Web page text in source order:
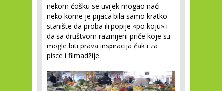
nekom ćošku se uvijek mogao naći
neko kome je pijaca bila samo kratko
stanište da proba ili popije «po koju» i
da sa društvom razmijeni priče koje su
mogle biti prava inspiracija čak i za
pisce i filmadžije.